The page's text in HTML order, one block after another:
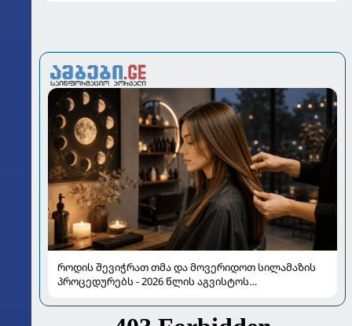
როდის შევიჭრათ თმა და მოვერიდოთ სილამაზის
პროცედურებს - 2026 წლის აგვისტოს